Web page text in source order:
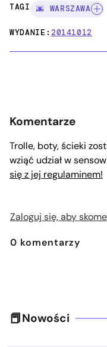
TAGI: 🌆 WARSZAWA
WYDANIE:20141012
Komentarze
Trolle, boty, ścieki
wziąć udział w
się z jej regulaminem!
Zaloguj się, aby
0 komentarzy
Nowości